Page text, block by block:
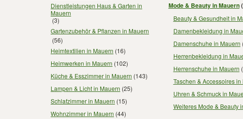
Dienstleistungen Haus & Garten in
Mauern
(3)
Gartenzubehör & Pflanzen in Mauern
(56)
Heimtextilien in Mauern (16)
Heimwerken in Mauern (102)
Küche & Esszimmer in Mauern (143)
Lampen & Licht in Mauern (25)
Schlafzimmer in Mauern (15)
Wohnzimmer in Mauern (44)
Mode & Beauty in Mauern
Beauty & Gesundheit in
Damenbekleidung in
Damenschuhe in Mauern
Herrenbekleidung in
Herrenschuhe in Mauern
Taschen & Accessoires in
Uhren & Schmuck in
Weiteres Mode & Beauty